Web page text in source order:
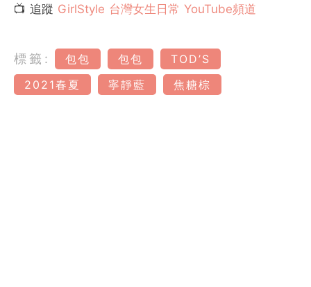
📺 追蹤 GirlStyle 台灣女生日常 YouTube頻道
標籤: 包包 包包
TOD’S
2021春夏
寧靜藍 焦糖棕